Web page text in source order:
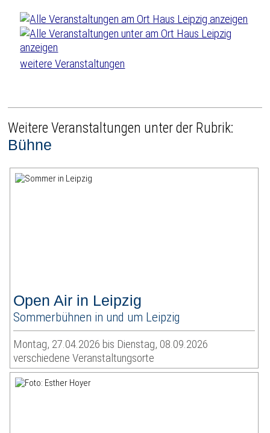
weitere Veranstaltungen
Weitere Veranstaltungen unter der Rubrik:
Bühne
Open Air in Leipzig
Sommerbühnen in und um Leipzig
Montag, 27.04.2026 bis Dienstag, 08.09.2026
verschiedene Veranstaltungsorte